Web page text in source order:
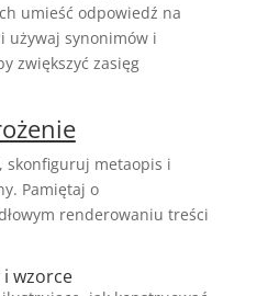
umieść odpowiedź na
używaj synonimów i
zwiększyć zasięg
skonfiguruj metaopis i
Pamiętaj o
renderowaniu treści
i wzorce